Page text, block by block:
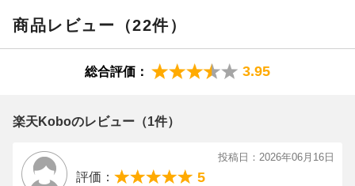
「メタスキル」で「AI後の仕事の仕方」に備える！
き換えたり、新しいルールを見つける力」のこと。生成AIを使い
場所が見えてきます。
AI時代をリードする３人は、どんなAIの使い方をしているのか？
商品レビュー（22件）
総合評価： 3.95
楽天Koboのレビュー（1件）
投稿日：2026年06月16日
評価： 5